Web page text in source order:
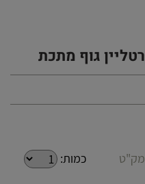
מק"ט כמות: